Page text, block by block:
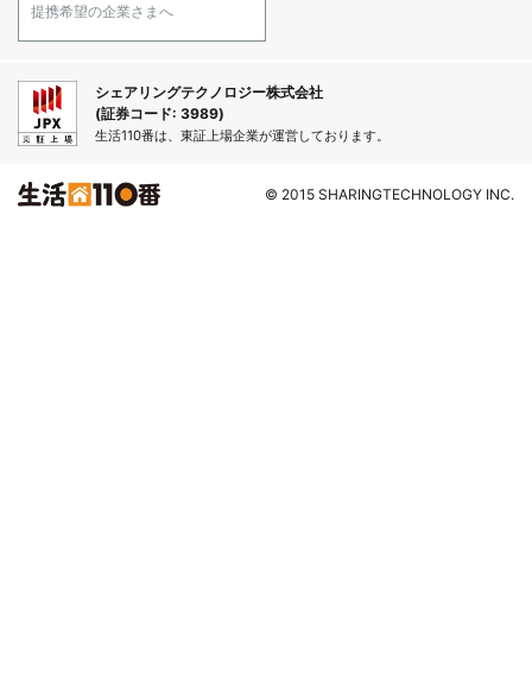
提携希望の企業さまへ
シェアリングテクノロジー株式会社
(証券コード: 3989)
生活110番は、東証上場企業が運営しております。
© 2015 SHARINGTECHNOLOGY INC.